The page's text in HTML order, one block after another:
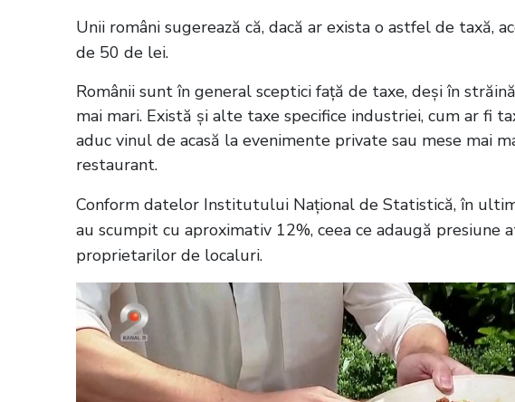
Unii români sugerează că, dacă ar exista o astfel de taxă,
de 50 de lei.
Românii sunt în general sceptici față de taxe, deși în
mai mari. Există și alte taxe specifice industriei, cum ar fi
aduc vinul de acasă la evenimente private sau mese mai
restaurant.
Conform datelor Institutului Național de Statistică, în
au scumpit cu aproximativ 12%, ceea ce adaugă presiune
proprietarilor de localuri.